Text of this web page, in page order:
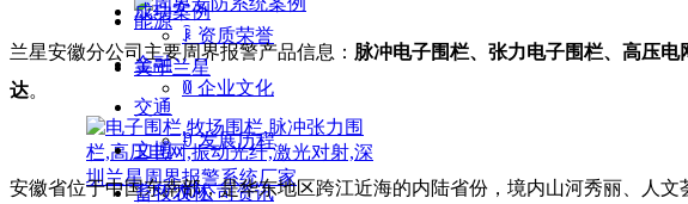
ꀳ 资质荣誉
ꁙ 企业文化
ꀄ 发展历程
ꂓ 公司资讯
兰星安徽分公司主要周界报警产品信息： 脉冲电子围栏、张力电子围栏、高压
达。
安徽省位于中国东南部，是华东地区跨江近海的内陆省份，境内山河秀丽、人
成功案例
关于兰星
能源
金融
交通
文博
畜牧农林